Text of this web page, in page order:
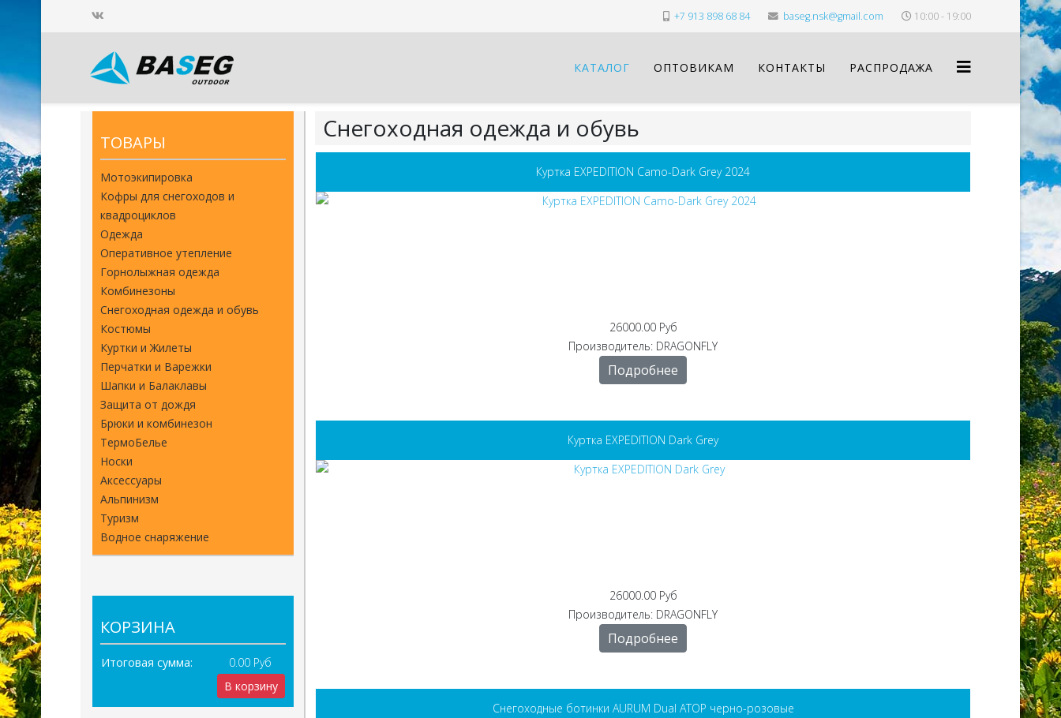
+7 913 898 68 84 baseg.nsk@gmail.com 10:00 - 19:00
КАТАЛОГ ОПТОВИКАМ КОНТАКТЫ РАСПРОДАЖА
ТОВАРЫ
Мотоэкипировка
Кофры для снегоходов и
квадроциклов
Одежда
Оперативное утепление
Горнолыжная одежда
Комбинезоны
Снегоходная одежда и обувь
Костюмы
Куртки и Жилеты
Перчатки и Варежки
Шапки и Балаклавы
Защита от дождя
Брюки и комбинезон
ТермоБелье
Носки
Аксессуары
Альпинизм
Туризм
Водное снаряжение
КОРЗИНА
Итоговая сумма:
0.00 Руб
В корзину
Снегоходная одежда и обувь
Куртка EXPEDITION Camo-Dark Grey 2024
26000.00 Руб
Производитель: DRAGONFLY
Подробнее
Куртка EXPEDITION Dark Grey
26000.00 Руб
Производитель: DRAGONFLY
Подробнее
Снегоходные ботинки AURUM Dual ATOP черно-розовые